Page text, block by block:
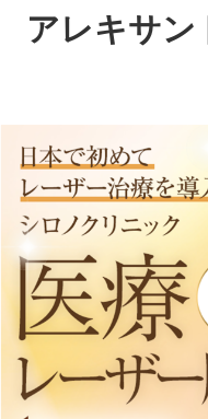
アレキサン